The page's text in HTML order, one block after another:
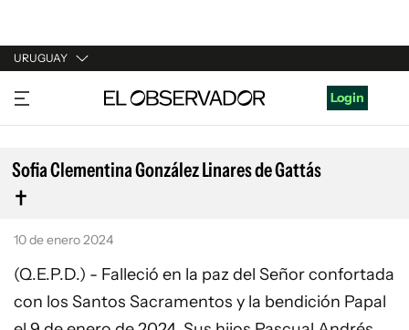
URUGUAY
URUGUAY
ARGENTINA
ESPAÑA
ESTADOS UNIDOS
Login
Sofia Clementina González Linares de Gattás
10 de enero 2024
(Q.E.P.D.) - Falleció en la paz del Señor confortada
con los Santos Sacramentos y la bendición Papal